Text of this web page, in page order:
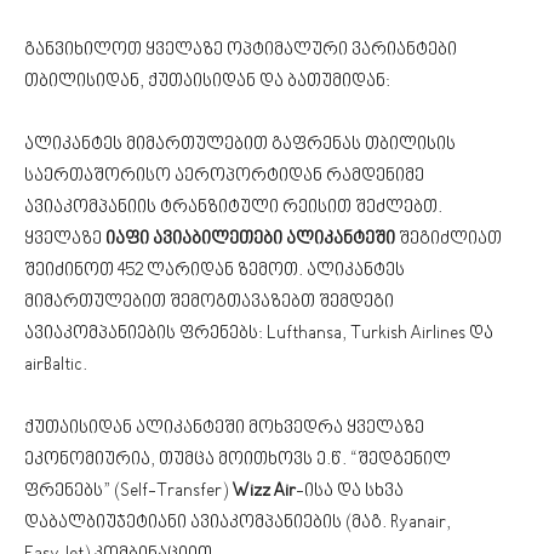
განვიხილოთ ყველაზე ოპტიმალური ვარიანტები
თბილისიდან, ქუთაისიდან და ბათუმიდან:
ალიკანტეს მიმართულებით გაფრენას თბილისის
საერთაშორისო აეროპორტიდან რამდენიმე
ავიაკომპანიის ტრანზიტული რეისით შეძლებთ.
ყველაზე იაფი ავიაბილეთები ალიკანტეში შეგიძლიათ
შეიძინოთ 452 ლარიდან ზემოთ. ალიკანტეს
მიმართულებით შემოგთავაზებთ შემდეგი
ავიაკომპანიების ფრენებს: Lufthansa, Turkish Airlines და
airBaltic.
ქუთაისიდან ალიკანტეში მოხვედრა ყველაზე
ეკონომიურია, თუმცა მოითხოვს ე.წ. “შედგენილ
ფრენებს” (Self-Transfer) Wizz Air-ისა და სხვა
დაბალბიუჯეტიანი ავიაკომპანიების (მაგ. Ryanair,